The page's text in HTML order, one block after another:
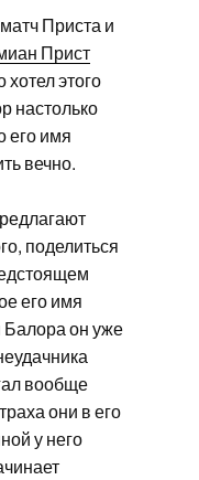
Приста и
Прист
хотел этого
настолько
его имя
вечно.
поделиться
его имя
Балора он уже
вообще
они в его
у него